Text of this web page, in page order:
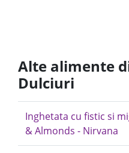
Alte alimente
Dulciuri
Inghetata cu fistic si
& Almonds - Nirvana